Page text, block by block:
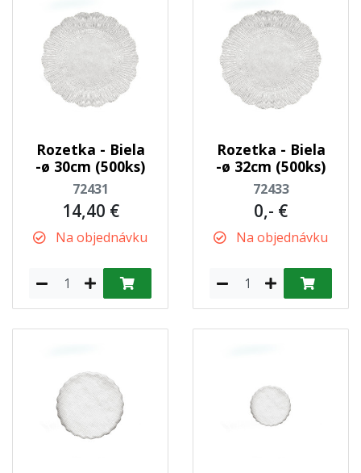
Rozetka - Biela
-ø 30cm (500ks)
72431
14,40 €
Na objednávku
Rozetka - Biela
-ø 32cm (500ks)
72433
0,- €
Na objednávku